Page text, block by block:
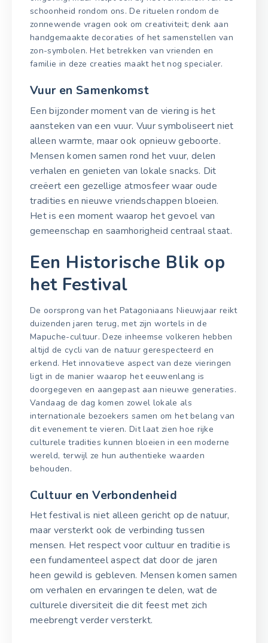
schoonheid rondom ons. De rituelen rondom de
zonnewende vragen ook om creativiteit; denk aan
handgemaakte decoraties of het samenstellen van
zon-symbolen. Het betrekken van vrienden en
familie in deze creaties maakt het nog specialer.
Vuur en Samenkomst
Een bijzonder moment van de viering is het
aansteken van een vuur. Vuur symboliseert niet
alleen warmte, maar ook opnieuw geboorte.
Mensen komen samen rond het vuur, delen
verhalen en genieten van lokale snacks. Dit
creëert een gezellige atmosfeer waar oude
tradities en nieuwe vriendschappen bloeien.
Het is een moment waarop het gevoel van
gemeenschap en saamhorigheid centraal staat.
Een Historische Blik op
het Festival
De oorsprong van het Patagoniaans Nieuwjaar reikt
duizenden jaren terug, met zijn wortels in de
Mapuche-cultuur. Deze inheemse volkeren hebben
altijd de cycli van de natuur gerespecteerd en
erkend. Het innovatieve aspect van deze vieringen
ligt in de manier waarop het eeuwenlang is
doorgegeven en aangepast aan nieuwe generaties.
Vandaag de dag komen zowel lokale als
internationale bezoekers samen om het belang van
dit evenement te vieren. Dit laat zien hoe rijke
culturele tradities kunnen bloeien in een moderne
wereld, terwijl ze hun authentieke waarden
behouden.
Cultuur en Verbondenheid
Het festival is niet alleen gericht op de natuur,
maar versterkt ook de verbinding tussen
mensen. Het respect voor cultuur en traditie is
een fundamenteel aspect dat door de jaren
heen gewild is gebleven. Mensen komen samen
om verhalen en ervaringen te delen, wat de
culturele diversiteit die dit feest met zich
meebrengt verder versterkt.